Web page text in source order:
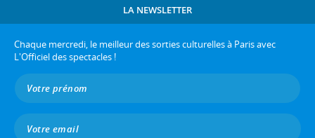
LA NEWSLETTER
Chaque mercredi, le meilleur des sorties culturelles à Paris avec
L'Officiel des spectacles !